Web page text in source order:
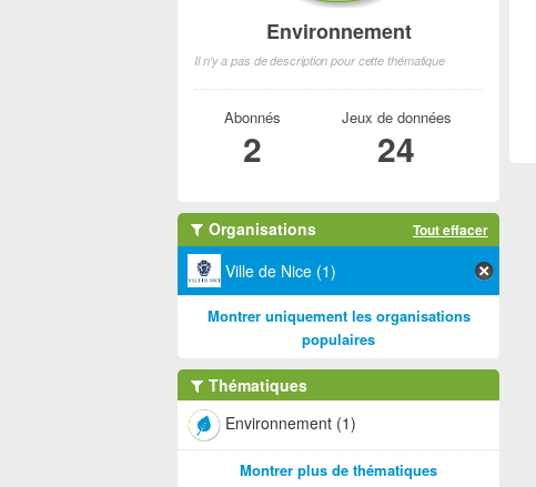
Environnement
Il n'y a pas de description pour cette thématique
Abonnés
2
Jeux de données
24
Organisations Tout effacer
Ville de Nice (1)
Montrer uniquement les organisations
populaires
Thématiques
Environnement (1)
Montrer plus de thématiques